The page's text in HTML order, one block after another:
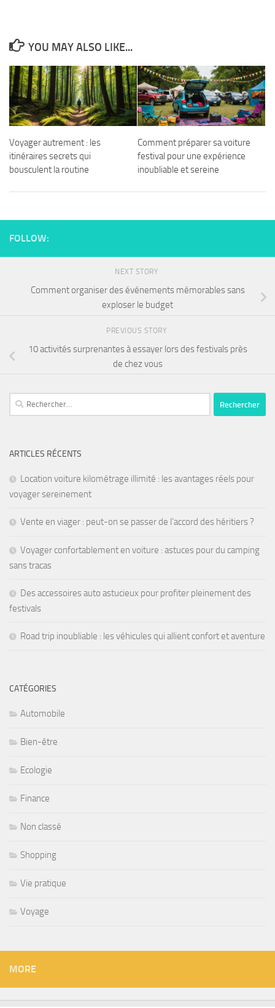
YOU MAY ALSO LIKE...
Voyager autrement : les
itinéraires secrets qui
bousculent la routine
Comment préparer sa voiture
festival pour une expérience
inoubliable et sereine
FOLLOW:
NEXT STORY
Comment organiser des événements mémorables sans
exploser le budget
PREVIOUS STORY
10 activités surprenantes à essayer lors des festivals près
de chez vous
ARTICLES RÉCENTS
Location voiture kilométrage illimité : les avantages réels pour
voyager sereinement
Vente en viager : peut-on se passer de l’accord des héritiers ?
Voyager confortablement en voiture : astuces pour du camping
sans tracas
Des accessoires auto astucieux pour profiter pleinement des
festivals
Road trip inoubliable : les véhicules qui allient confort et aventure
CATÉGORIES
Automobile
Bien-être
Ecologie
Finance
Non classé
Shopping
Vie pratique
Voyage
MORE